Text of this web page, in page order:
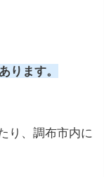
ります。
り、調布市内に